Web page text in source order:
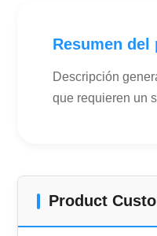
Resumen del
Descripción
que requieren un
Product